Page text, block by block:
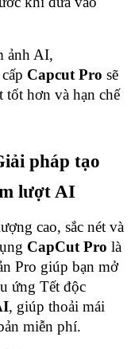
ảnh AI,
Capcut Pro sẽ
tốt hơn và hạn chế
pháp tạo
lượt AI
cao, sắc nét và
CapCut Pro là
Pro giúp bạn mở
ứng Tết độc
, giúp thoải mái
miễn phí.